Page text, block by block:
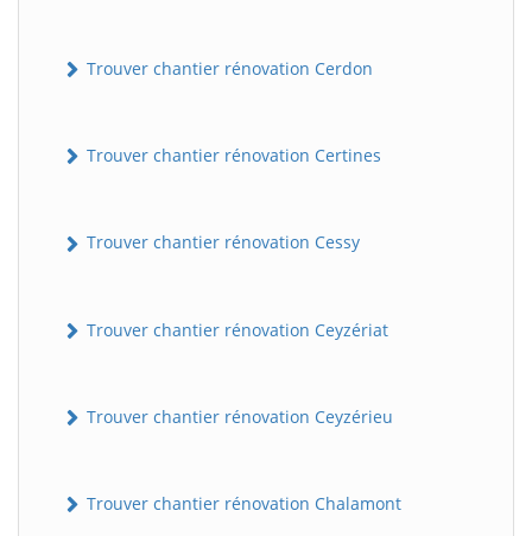
Trouver chantier rénovation Cerdon
Trouver chantier rénovation Certines
Trouver chantier rénovation Cessy
Trouver chantier rénovation Ceyzériat
Trouver chantier rénovation Ceyzérieu
Trouver chantier rénovation Chalamont